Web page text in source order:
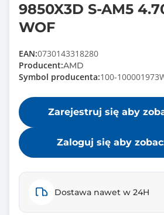
9850X3D S-AM5
WOF
EAN:0730143318280
Producent:AMD
Symbol producenta:100-
Zarejestruj się aby
Zaloguj się aby
Dostawa nawet w 24H